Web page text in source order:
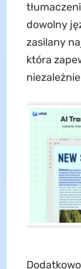
dowolny
zasilany
która